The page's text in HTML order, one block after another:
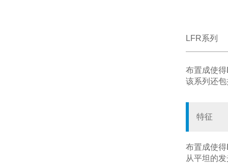
LFR系列
布置成使
该系列还
特征
布置成使
从平坦的